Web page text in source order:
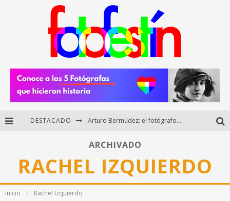
DESTACADO Arturo Bermúdez: el fotógrafo mexicano que brilló en los Premios HUAWEI XMAGE 2025
Di Martini: fotografía boudoir y empoderamiento femenino
Fotógrafos mexicanos de Postal 5.6 brillan como finalistas del Concurso Nacional de Fotografía Cuartoscuro 2026
ARCHIVADO
RACHEL IZQUIERDO
Inicio Rachel Izquierdo